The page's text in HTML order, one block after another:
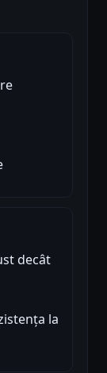
decât
la